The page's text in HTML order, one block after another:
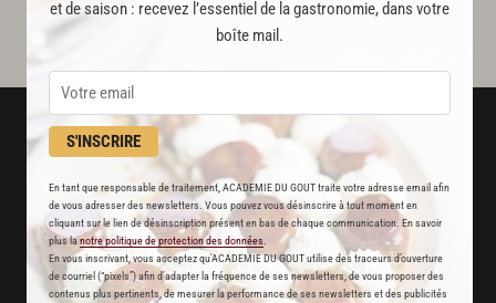
et de saison : recevez l’essentiel de la gastronomie, dans votre
boîte mail.
S'INSCRIRE
En tant que responsable de traitement, ACADEMIE DU GOUT traite votre adresse email afin
de vous adresser des newsletters. Vous pouvez vous désinscrire à tout moment en
cliquant sur le lien de désinscription présent en bas de chaque communication. En savoir
plus lanotre politique de protection des données
En vous inscrivant, vous acceptez qu'ACADEMIE DU GOUT utilise des traceurs d’ouverture
de courriel (“pixels”) afin d’adapter la fréquence de ses newsletters, de vous proposer des
contenus plus pertinents, de mesurer la performance de ses newsletters et des publicités